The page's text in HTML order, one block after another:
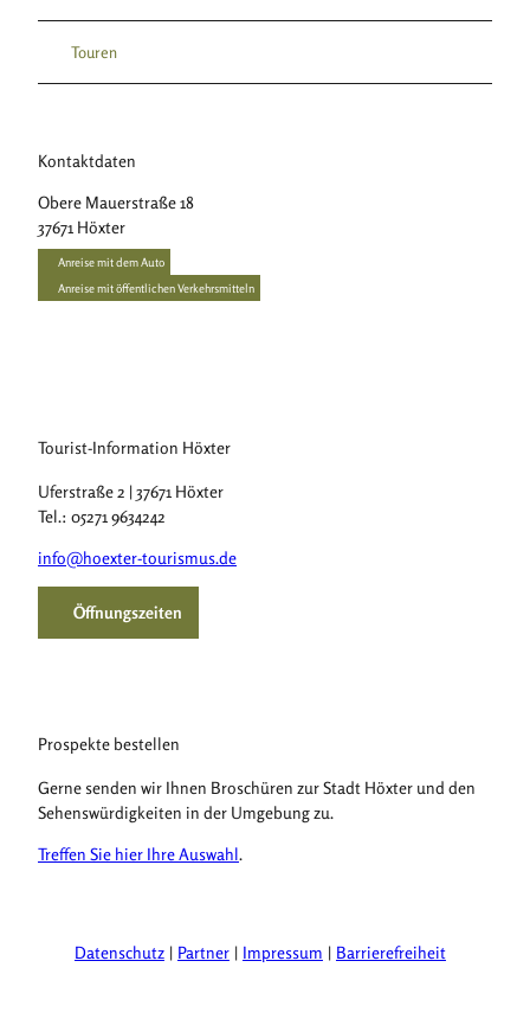
Touren
Kontaktdaten
Obere Mauerstraße 18
37671 Höxter
Anreise mit dem Auto
Anreise mit öffentlichen Verkehrsmitteln
Tourist-Information Höxter
Uferstraße 2 | 37671 Höxter
Tel.: 05271 9634242
info@hoexter-tourismus.de
Öffnungszeiten
Prospekte bestellen
Gerne senden wir Ihnen Broschüren zur Stadt Höxter und den
Sehenswürdigkeiten in der Umgebung zu.
Treffen Sie hier Ihre Auswahl.
Datenschutz Partner Impressum Barrierefreiheit